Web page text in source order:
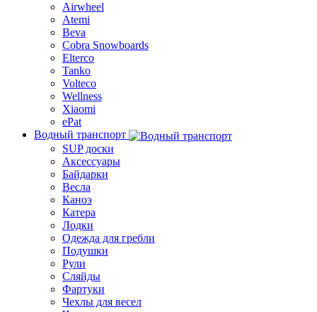
Airwheel
Atemi
Beva
Cobra Snowboards
Elterco
Tanko
Volteco
Wellness
Xiaomi
ePat
Водный транспорт
SUP доски
Аксессуары
Байдарки
Весла
Каноэ
Катера
Лодки
Одежда для гребли
Подушки
Рули
Сляйды
Фартуки
Чехлы для весел